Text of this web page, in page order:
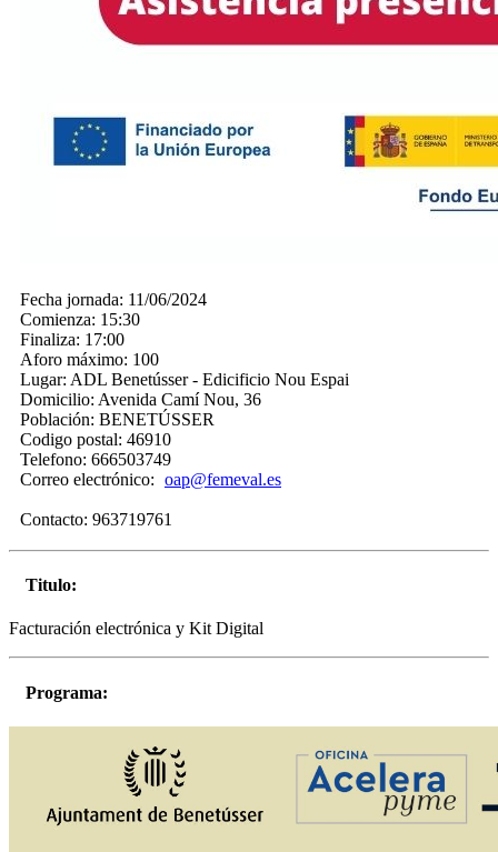
Fecha jornada: 11/06/2024
Comienza: 15:30
Finaliza: 17:00
Aforo máximo: 100
Lugar: ADL Benetússer - Edicificio Nou Espai
Domicilio: Avenida Camí Nou, 36
Población: BENETÚSSER
Codigo postal: 46910
Telefono: 666503749
Correo electrónico: oap@femeval.es
Contacto: 963719761
Titulo:
Facturación electrónica y Kit Digital
Programa: